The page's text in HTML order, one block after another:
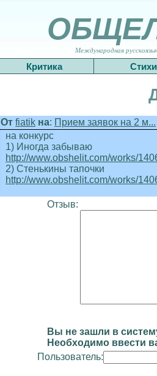
Международная
Критика Стихи
От fiatik на: Прием заявок на 2 м...
на конкурс
1) Иногда забываю
http://www.obshelit.com/works/
2) Стенькины тапочки
http://www.obshelit.com/works/
Отзыв:
Вы не зашли в
Необходимо ввести
Пользователь: